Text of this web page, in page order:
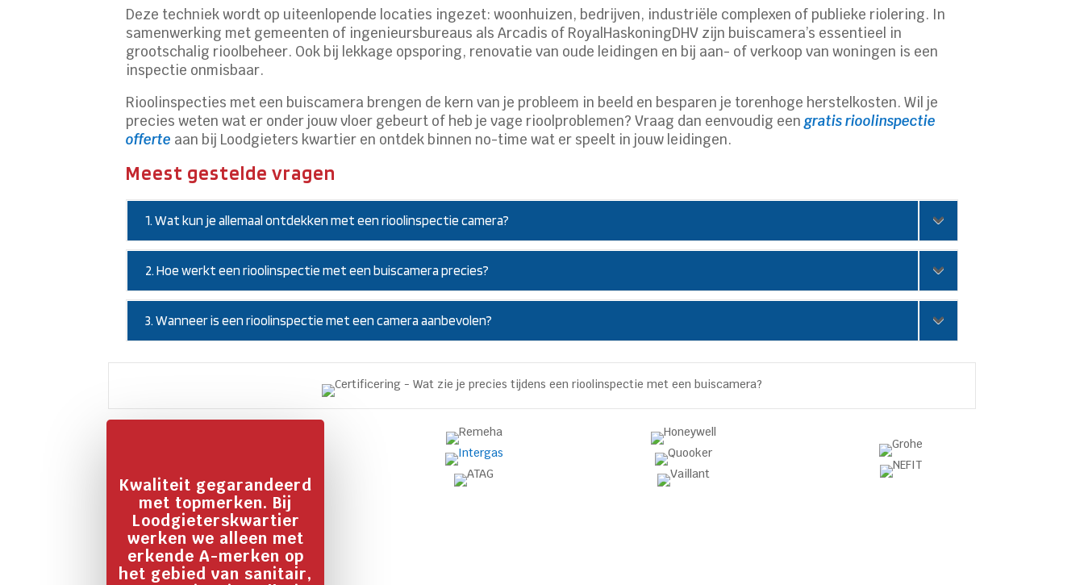
Deze techniek wordt op uiteenlopende locaties ingezet: woonhuizen, bedrijven, industriële complexen of publieke riolering. In
samenwerking met gemeenten of ingenieursbureaus als Arcadis of RoyalHaskoningDHV zijn buiscamera’s essentieel in
grootschalig rioolbeheer. Ook bij lekkage opsporing, renovatie van oude leidingen en bij aan- of verkoop van woningen is een
inspectie onmisbaar.
Rioolinspecties met een buiscamera brengen de kern van je probleem in beeld en besparen je torenhoge herstelkosten. Wil je
precies weten wat er onder jouw vloer gebeurt of heb je vage rioolproblemen? Vraag dan eenvoudig eengratis rioolinspectie
offerte aan bij Loodgieters kwartier en ontdek binnen no-time wat er speelt in jouw leidingen.
Meest gestelde vragen
1. Wat kun je allemaal ontdekken met een rioolinspectie camera?
2. Hoe werkt een rioolinspectie met een buiscamera precies?
3. Wanneer is een rioolinspectie met een camera aanbevolen?
Kwaliteit gegarandeerd
met topmerken. Bij
Loodgieterskwartier
werken we alleen met
erkende A-merken op
het gebied van sanitair,